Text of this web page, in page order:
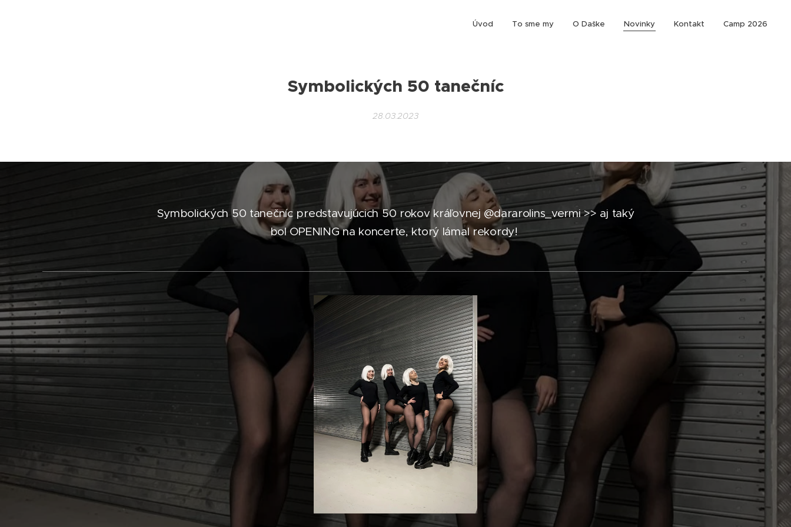
Úvod To sme my O Daške Novinky Kontakt Camp 2026
Symbolických 50 tanečníc
28.03.2023
Symbolických 50 tanečníc predstavujúcich 50 rokov kráľovnej @dararolins_vermi >> aj taký
bol OPENING na koncerte, ktorý lámal rekordy!